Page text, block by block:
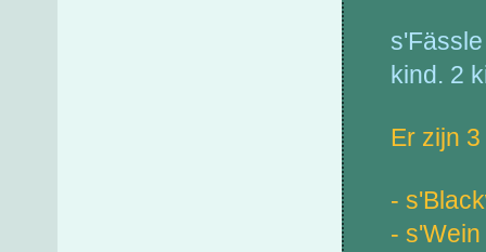
kind. 2
Er zijn
-
-